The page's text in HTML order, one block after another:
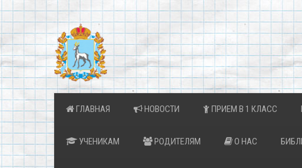
ГЛАВНАЯ НОВОСТИ ПРИЕМ В 1 КЛАСС
УЧЕНИКАМ РОДИТЕЛЯМ О НАС